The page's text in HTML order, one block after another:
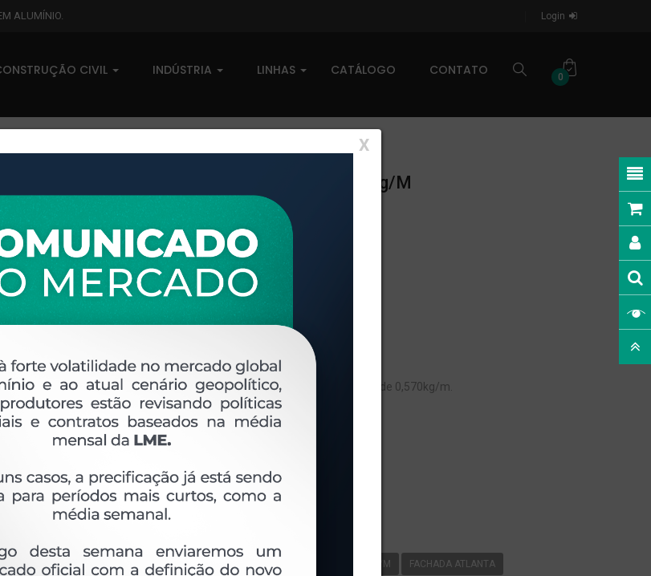
ALUMÍNIO. Login
CIVIL INDÚSTRIA LINHAS CATÁLOGO CONTATO 0
X
XTL-314 - (XA-228) - PESO LINEAR: 0,57kg/m
0 comentários
Disponível sob consulta
Taxas R$ 0,00
Disponibilidade:
Em estoque
OVERVIEW
Perfil extrudado de alumínio para LINHA XTRAL A, com peso linear de 0,570kg/m.
Ver perfis relacionados
Etiquetas: 314- PESO LINEAR - 0 570 KG/M FA-228 570KG/M FACHADA ATLANTA